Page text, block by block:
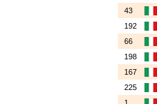
43
192
66
198
167
225